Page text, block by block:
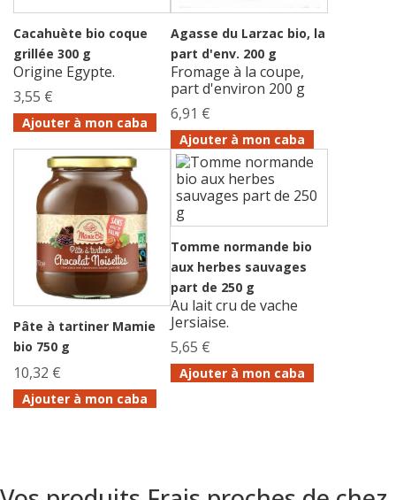
Cacahuète bio coque
grillée 300 g
Origine Egypte.
3,55 €
Ajouter à mon caba
Agasse du Larzac bio, la
part d'env. 200 g
Fromage à la coupe,
part d'environ 200 g
6,91 €
Ajouter à mon caba
Pâte à tartiner Mamie
bio 750 g
10,32 €
Ajouter à mon caba
Tomme normande bio
aux herbes sauvages
part de 250 g
Au lait cru de vache
Jersiaise.
5,65 €
Ajouter à mon caba